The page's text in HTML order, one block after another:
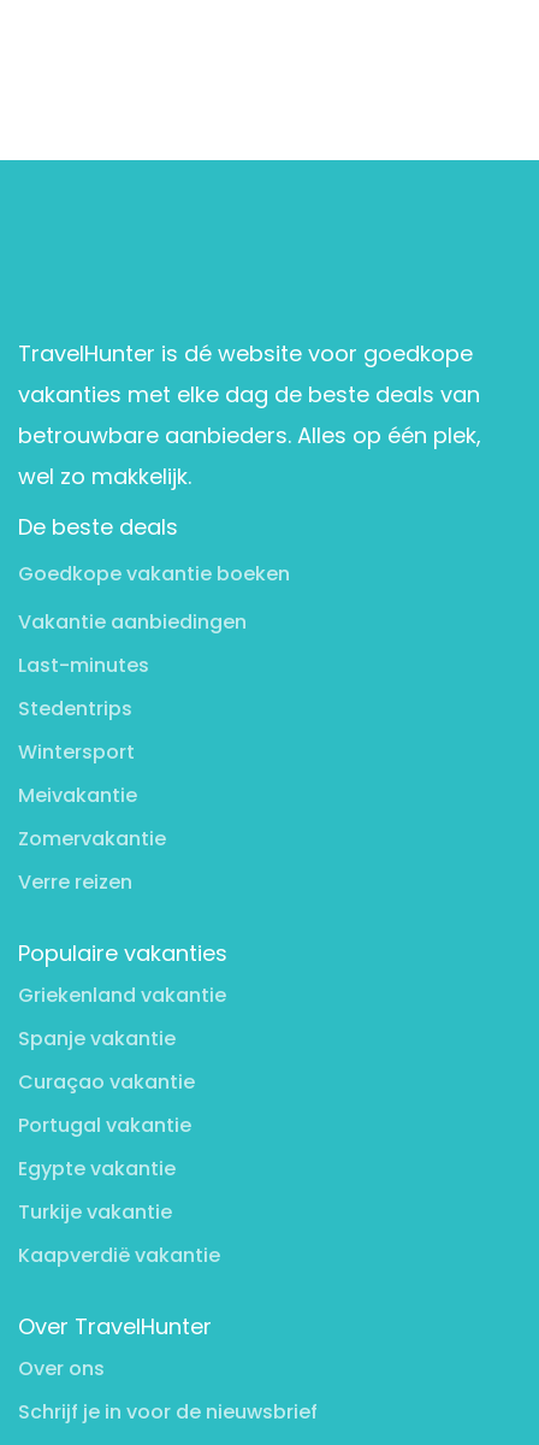
TravelHunter is dé website voor goedkope
vakanties met elke dag de beste deals van
betrouwbare aanbieders. Alles op één plek,
wel zo makkelijk.
De beste deals
Goedkope vakantie boeken
Vakantie aanbiedingen
Last-minutes
Stedentrips
Wintersport
Meivakantie
Zomervakantie
Verre reizen
Populaire vakanties
Griekenland vakantie
Spanje vakantie
Curaçao vakantie
Portugal vakantie
Egypte vakantie
Turkije vakantie
Kaapverdië vakantie
Over TravelHunter
Over ons
Schrijf je in voor de nieuwsbrief